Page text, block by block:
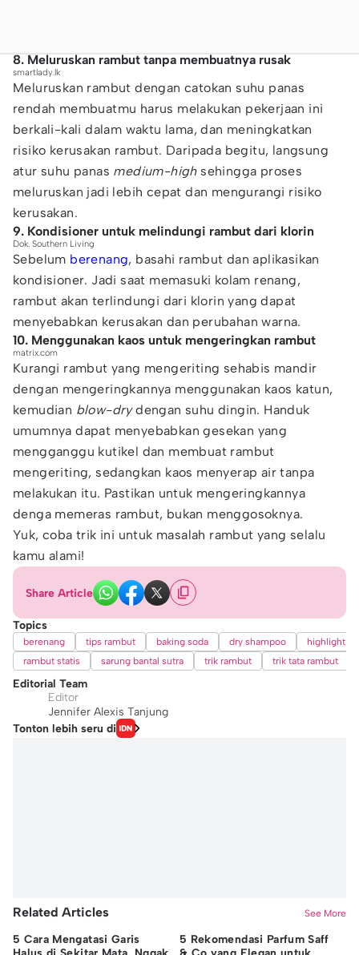
8. Meluruskan rambut tanpa membuatnya rusak
smartlady.lk
Meluruskan rambut dengan catokan suhu panas
rendah membuatmu harus melakukan pekerjaan ini
berkali-kali dalam waktu lama, dan meningkatkan
risiko kerusakan rambut. Daripada begitu, langsung
atur suhu panas medium-highsehingga proses
meluruskan jadi lebih cepat dan mengurangi risiko
kerusakan.
9. Kondisioner untuk melindungi rambut dari klorin
Dok. Southern Living
Sebelum berenang, basahi rambut dan aplikasikan
kondisioner. Jadi saat memasuki kolam renang,
rambut akan terlindungi dari klorin yang dapat
menyebabkan kerusakan dan perubahan warna.
10. Menggunakan kaos untuk mengeringkan rambut
matrix.com
Kurangi rambut yang mengeriting sehabis mandir
dengan mengeringkannya menggunakan kaos katun,
kemudian blow-drydengan suhu dingin. Handuk
umumnya dapat menyebabkan gesekan yang
mengganggu kutikel dan membuat rambut
mengeriting, sedangkan kaos menyerap air tanpa
melakukan itu. Pastikan untuk mengeringkannya
denga memeras rambut, bukan menggosoknya.
Yuk, coba trik ini untuk masalah rambut yang selalu
kamu alami!
Share Article
Topics
berenang tips rambut baking soda dry shampoo
highlight
rambut statis
sarung bantal sutra trik rambut trik tata rambut
Editorial Team
Editor
Jennifer Alexis Tanjung
Tonton lebih seru di
Related Articles See More
5 Cara Mengatasi Garis
5 Rekomendasi Parfum Saff